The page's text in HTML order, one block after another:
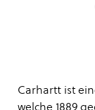
Carhartt ist
welche 1889